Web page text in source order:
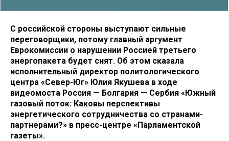
С российской стороны выступают сильные
переговорщики, потому главный аргумент
Еврокомиссии о нарушении Россией третьего
энергопакета будет снят. Об этом сказала
исполнительный директор политологического
центра «Север-Юг» Юлия Якушева в ходе
видеомоста Россия — Болгария — Сербия «Южный
газовый поток: Каковы перспективы
энергетического сотрудничества со странами-
партнерами?» в пресс-центре «Парламентской
газеты».